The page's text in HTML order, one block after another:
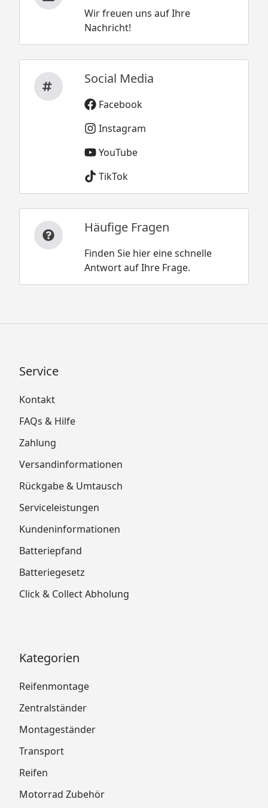
Wir freuen uns auf Ihre
Nachricht!
Social Media
Facebook
Instagram
YouTube
TikTok
Häufige Fragen
Finden Sie hier eine schnelle
Antwort auf Ihre Frage.
Service
Kontakt
FAQs & Hilfe
Zahlung
Versandinformationen
Rückgabe & Umtausch
Serviceleistungen
Kundeninformationen
Batteriepfand
Batteriegesetz
Click & Collect Abholung
Kategorien
Reifenmontage
Zentralständer
Montageständer
Transport
Reifen
Motorrad Zubehör